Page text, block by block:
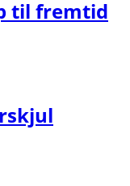
til fremtid